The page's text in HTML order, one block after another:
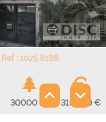
Ref : 1025 8188
30000 m²
€
319 000 €